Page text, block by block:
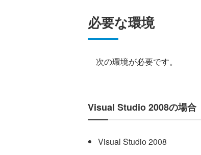
必要な環境
次の環境が必要です。
Visual Studio 2008の場合
Visual Studio 2008